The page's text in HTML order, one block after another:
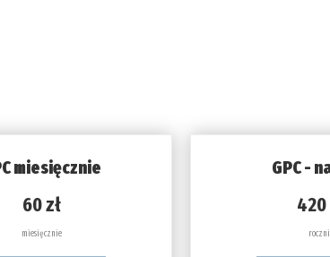
miesięcznie
60 zł
miesięcznie
GPC -
420